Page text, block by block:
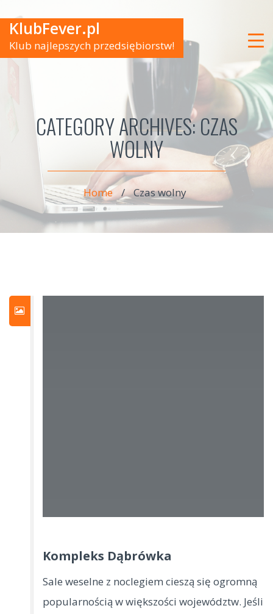
KlubFever.pl
Klub najlepszych przedsiębiorstw!
CATEGORY ARCHIVES:CZAS
WOLNY
Home / Czas wolny
Kompleks Dąbrówka
Sale weselne z noclegiem cieszą się ogromną
popularnością w większości województw. Jeśli